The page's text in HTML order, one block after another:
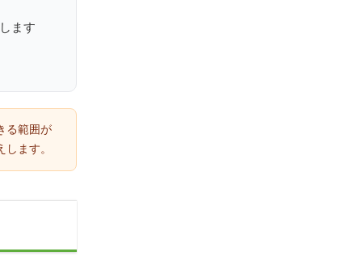
ます
る範囲が
ます。